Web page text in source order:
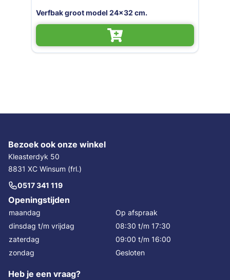
model 24x32 cm.
Bezoek ook onze winkel
Kleasterdyk 50
8831 XC Winsum (frl.)
0517 341 119
Openingstijden
maandag
Op afspraak
dinsdag t/m vrijdag
08:30 t/m 17:30
zaterdag
09:00 t/m 16:00
zondag
Gesloten
Heb je een vraag?